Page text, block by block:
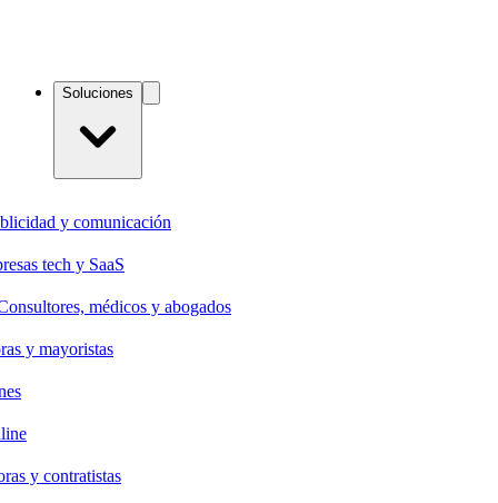
Soluciones
y comunicación
tech y SaaS
médicos y abogados
y mayoristas
y contratistas